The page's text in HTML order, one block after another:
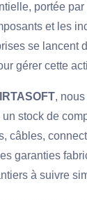
portée
et les
se lancent
gérer cette
,
un stock de
câbles,
garanties
à suivre